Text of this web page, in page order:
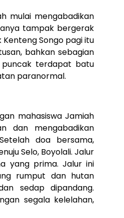
mulai mengabadikan
tampak bergerak
Songo pagi itu
bahkan sebagian
puncak terdapat batu
paranormal.
mahasiswa Jamiah
dan mengabadikan
doa bersama,
Selo, Boyolali. Jalur
yang prima. Jalur ini
rumput dan hutan
sedap dipandang.
segala kelelahan,